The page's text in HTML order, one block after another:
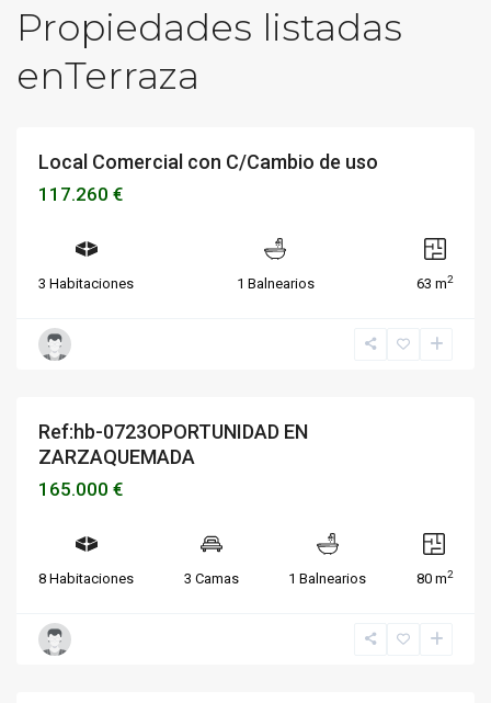
Propiedades listadas
enTerraza
Locales Disponible
Local Comercial con C/Cambio de uso
117.260 €
3 Habitaciones 1 Balnearios 63 m2
Destacado Vivienda VENDIDOS O ALQUILADOS
Ref:hb-0723OPORTUNIDAD EN
ZARZAQUEMADA
165.000 €
8 Habitaciones 3 Camas 1 Balnearios 80 m2